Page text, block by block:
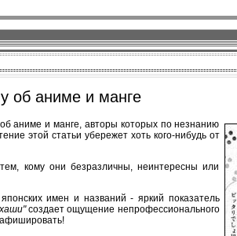
об аниме и манге
аниме и манге, авторы которых по незнанию
этой статьи убережет хоть кого-нибудь от
кому они безразличны, неинтересны или
имен и названий - яркий показатель
создает ощущение непрофессионального
афишировать!